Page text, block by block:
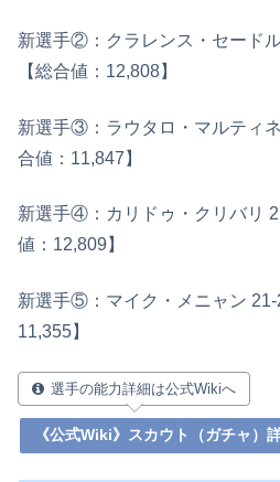
新選手②：クラレンス・セード
【総合値：12,808】
新選手③：ラウタロ・マルティ
合値：11,847】
新選手④：カリドゥ・クリバリ
値：12,809】
新選手⑤：マイク・メニャン 21-
11,355】
選手の能力詳細は公式Wikiへ
《公式Wiki》スカウト（ガチャ）